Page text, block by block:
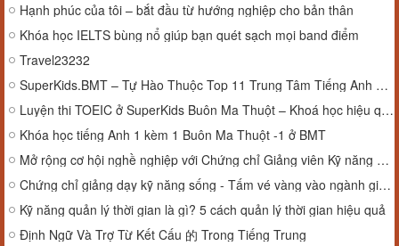
Hạnh phúc của tôi – bắt đầu từ hướng nghiệp cho bản thân
Khóa học IELTS bùng nổ giúp bạn quét sạch mọi band điểm
Travel23232
SuperKids.BMT – Tự Hào Thuộc Top 11 Trung Tâm Tiếng Anh Xuất Sắc tại Đắk Lắk
Luyện thi TOEIC ở SuperKids Buôn Ma Thuột – Khoá học hiệu quả
Khóa học tiếng Anh 1 kèm 1 Buôn Ma Thuột -1 ở BMT
Mở rộng cơ hội nghề nghiệp với Chứng chỉ Giảng viên Kỹ năng sống
Chứng chỉ giảng dạy kỹ năng sống - Tấm vé vàng vào ngành giáo dục kỹ năng
Kỹ năng quản lý thời gian là gì? 5 cách quản lý thời gian hiệu quả
Định Ngữ Và Trợ Từ Kết Cấu 的 Trong Tiếng Trung